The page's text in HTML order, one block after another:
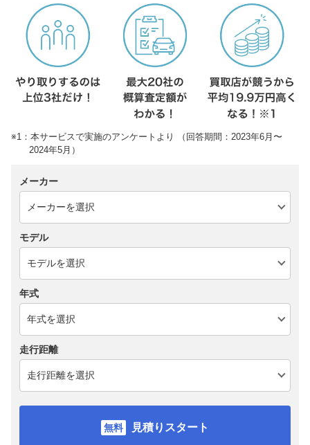
※1：本サービスで実施のアンケートより （回答期間：2023年6月〜
2024年5月）
メーカー
モデル
年式
走行距離
見積りスタート